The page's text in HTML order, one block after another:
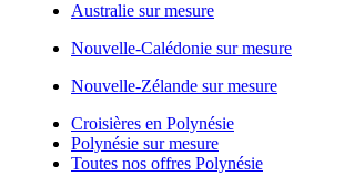
Australie sur mesure
Nouvelle-Calédonie sur mesure
Nouvelle-Zélande sur mesure
Croisières en Polynésie
Polynésie sur mesure
Toutes nos offres Polynésie